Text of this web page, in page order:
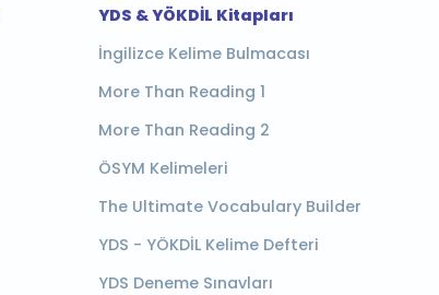
YDS & YÖKDİL Kitapları
İngilizce Kelime Bulmacası
More Than Reading 1
More Than Reading 2
ÖSYM Kelimeleri
The Ultimate Vocabulary Builder
YDS - YÖKDİL Kelime Defteri
YDS Deneme Sınavları